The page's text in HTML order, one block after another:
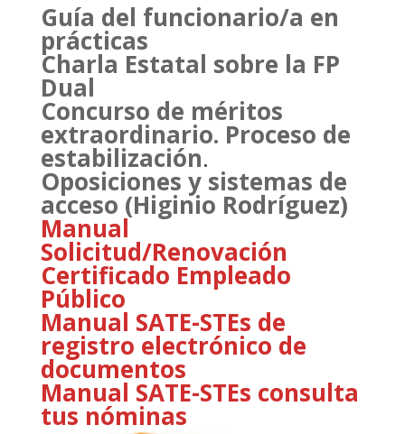
Guía del funcionario/a en
prácticas
Charla Estatal sobre la FP
Dual
Concurso de méritos
extraordinario. Proceso de
estabilización.
Oposiciones y sistemas de
acceso (Higinio Rodríguez)
Manual
Solicitud/Renovación
Certificado Empleado
Público
Manual SATE-STEs de
registro electrónico de
documentos
Manual SATE-STEs consulta
tus nóminas